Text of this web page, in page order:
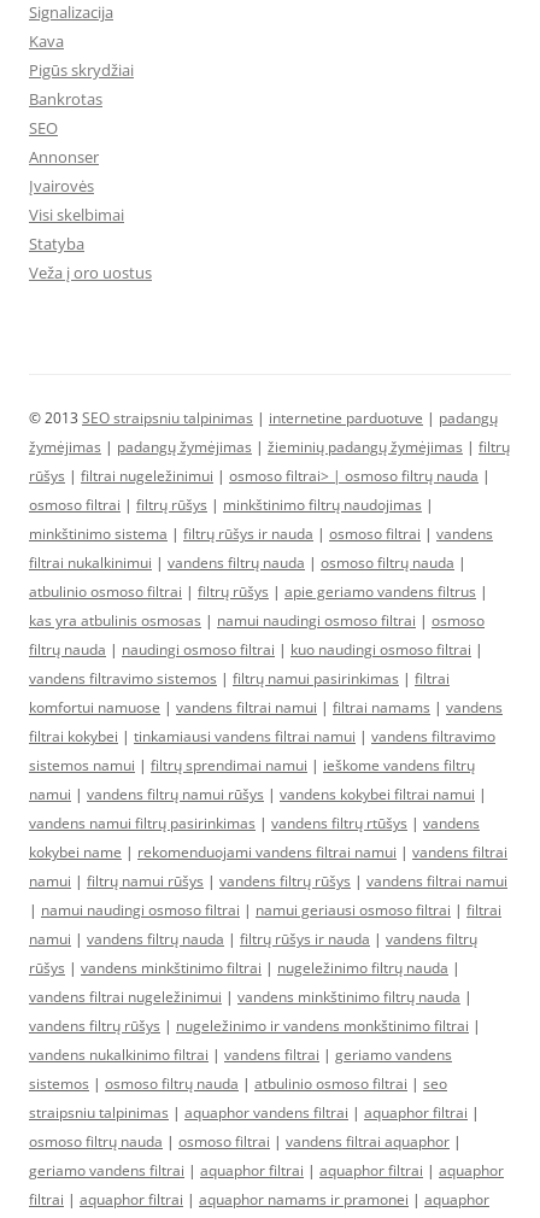
Signalizacija
Kava
Pigūs skrydžiai
Bankrotas
SEO
Annonser
Įvairovės
Visi skelbimai
Statyba
Veža į oro uostus
© 2013 SEO straipsniu talpinimas | internetine parduotuve | padangų
žymėjimas | padangų žymėjimas | žieminių padangų žymėjimas | filtrų
rūšys | filtrai nugeležinimui | osmoso filtrai> | osmoso filtrų nauda |
osmoso filtrai | filtrų rūšys | minkštinimo filtrų naudojimas |
minkštinimo sistema | filtrų rūšys ir nauda | osmoso filtrai | vandens
filtrai nukalkinimui | vandens filtrų nauda | osmoso filtrų nauda |
atbulinio osmoso filtrai | filtrų rūšys | apie geriamo vandens filtrus |
kas yra atbulinis osmosas | namui naudingi osmoso filtrai | osmoso
filtrų nauda | naudingi osmoso filtrai | kuo naudingi osmoso filtrai |
vandens filtravimo sistemos | filtrų namui pasirinkimas | filtrai
komfortui namuose | vandens filtrai namui | filtrai namams | vandens
filtrai kokybei | tinkamiausi vandens filtrai namui | vandens filtravimo
sistemos namui | filtrų sprendimai namui | ieškome vandens filtrų
namui | vandens filtrų namui rūšys | vandens kokybei filtrai namui |
vandens namui filtrų pasirinkimas | vandens filtrų rtūšys | vandens
kokybei name | rekomenduojami vandens filtrai namui | vandens filtrai
namui | filtrų namui rūšys | vandens filtrų rūšys | vandens filtrai namui
| namui naudingi osmoso filtrai | namui geriausi osmoso filtrai | filtrai
namui | vandens filtrų nauda | filtrų rūšys ir nauda | vandens filtrų
rūšys | vandens minkštinimo filtrai | nugeležinimo filtrų nauda |
vandens filtrai nugeležinimui | vandens minkštinimo filtrų nauda |
vandens filtrų rūšys | nugeležinimo ir vandens monkštinimo filtrai |
vandens nukalkinimo filtrai | vandens filtrai | geriamo vandens
sistemos | osmoso filtrų nauda | atbulinio osmoso filtrai | seo
straipsniu talpinimas | aquaphor vandens filtrai | aquaphor filtrai |
osmoso filtrų nauda | osmoso filtrai | vandens filtrai aquaphor |
geriamo vandens filtrai | aquaphor filtrai | aquaphor filtrai | aquaphor
filtrai | aquaphor filtrai | aquaphor namams ir pramonei | aquaphor